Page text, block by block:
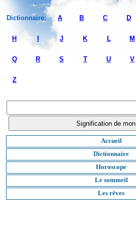
Dictionnaire: A B C D
H J K L M
Q R S T U V
Z
Accueil
Dictionnaire
Horoscope
Le sommeil
Les rêves